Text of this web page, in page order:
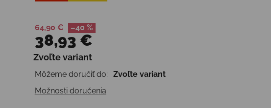
64,90 € –40 %
38,93 €
Jednotková cena:
Zvoľte variant
Môžeme doručiť do:
Zvoľte variant
Možnosti doručenia